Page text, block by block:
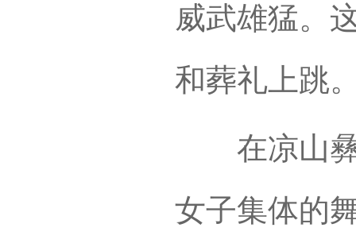
威武雄猛。
和葬礼上跳
在凉山彝
女子集体的